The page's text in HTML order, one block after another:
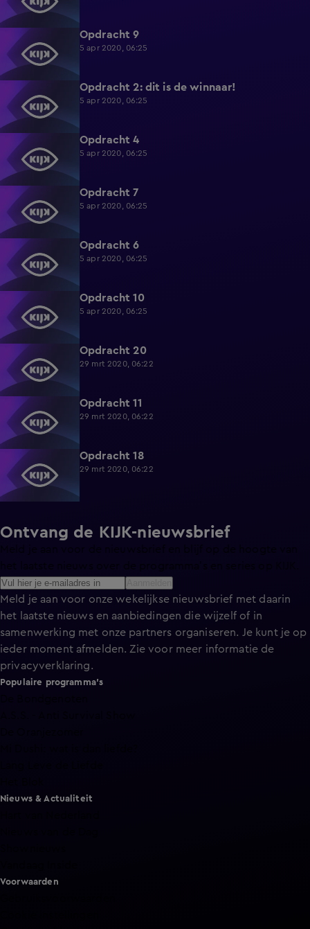
3:53 Opdracht 9
5 apr 2020, 06:25
6:39 Opdracht 2: dit is de winnaar!
5 apr 2020, 06:25
3:52 Opdracht 4
5 apr 2020, 06:25
4:03 Opdracht 7
5 apr 2020, 06:25
4:09 Opdracht 6
5 apr 2020, 06:25
5:27 Opdracht 10
5 apr 2020, 06:25
3:59 Opdracht 20
29 mrt 2020, 06:22
3:03 Opdracht 11
29 mrt 2020, 06:22
2:57 Opdracht 18
29 mrt 2020, 06:22
Ontvang de KIJK-nieuwsbrief
Meld je aan voor de nieuwsbrief en blijf op de hoogte van
het laatste nieuws over de programma’s en series op KIJK.
Meld je aan voor onze wekelijkse nieuwsbrief met daarin
het laatste nieuws en aanbiedingen die wijzelf of in
samenwerking met onze partners organiseren. Je kunt je op
ieder moment afmelden. Zie voor meer informatie de
privacyverklaring.
Populaire programma's
Nieuws & Actualiteit
Voorwaarden